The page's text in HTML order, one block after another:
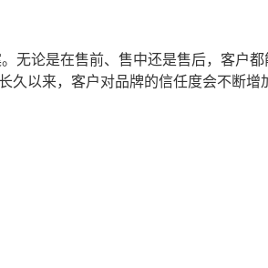
无论是在售前、售中还是售后，客户都
以来，客户对品牌的信任度会不断增